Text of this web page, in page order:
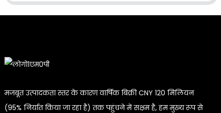
मजबूत उत्पादकता स्तर के कारण वार्षिक बिक्री CNY 120 मिलियन
(95% निर्यात किया जा रहा है) तक पहुंचने में सक्षम है, हम मुख्य रूप से